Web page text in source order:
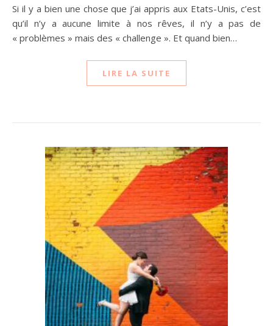
Si il y a bien une chose que j’ai appris aux Etats-Unis, c’est
qu’il n’y a aucune limite à nos rêves, il n’y a pas de
« problèmes » mais des « challenge ». Et quand bien…
LIRE LA SUITE